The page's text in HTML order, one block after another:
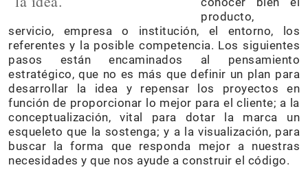
producto,
servicio, empresa o institución, el entorno, los
referentes y la posible competencia. Los siguientes
pasos están encaminados al pensamiento
estratégico, que no es más que definir un plan para
desarrollar la idea y repensar los proyectos en
función de proporcionar lo mejor para el cliente; a la
conceptualización, vital para dotar la marca un
esqueleto que la sostenga; y a la visualización, para
buscar la forma que responda mejor a nuestras
necesidades y que nos ayude a construir el código.